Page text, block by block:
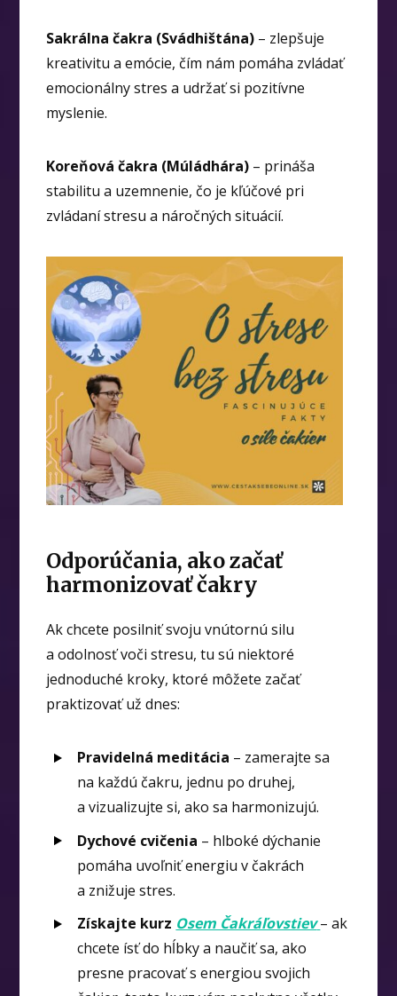
Sakrálna čakra (Svádhištána) – zlepšuje
kreativitu a emócie, čím nám pomáha zvládať
emocionálny stres a udržať si pozitívne
myslenie.
Koreňová čakra (Múládhára) – prináša
stabilitu a uzemnenie, čo je kľúčové pri
zvládaní stresu a náročných situácií.
Odporúčania, ako začať
harmonizovať čakry
Ak chcete posilniť svoju vnútornú silu
a odolnosť voči stresu, tu sú niektoré
jednoduché kroky, ktoré môžete začať
praktizovať už dnes:
Pravidelná meditácia – zamerajte sa
na každú čakru, jednu po druhej,
a vizualizujte si, ako sa harmonizujú.
Dychové cvičenia – hlboké dýchanie
pomáha uvoľniť energiu v čakrách
a znižuje stres.
Získajte kurz Osem Čakráľovstiev – ak
chcete ísť do hĺbky a naučiť sa, ako
presne pracovať s energiou svojich